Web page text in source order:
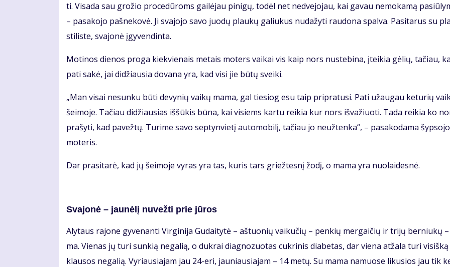
ti. Vi­sa­da sau gro­žio pro­ce­dū­roms gai­lė­jau pi­ni­gų, to­dėl net ne­dve­jo­jau, kai ga­vau ne­mo­ka­mą
– pa­sa­ko­jo pa­šne­ko­vė. Ji sva­jo­jo sa­vo juo­dų plau­kų ga­liu­kus nu­da­žy­ti rau­do­na spal­va. Pa­si­ta­rus su
sti­lis­te, sva­jo­nė įgy­ven­din­ta.
Mo­ti­nos die­nos pro­ga kiek­vie­nais me­tais mo­ters vai­kai vis kaip nors nu­ste­bi­na, įtei­kia gė­lių, ta­čiau,
pa­ti sa­kė, jai di­džiau­sia do­va­na yra, kad vi­si jie bū­tų svei­ki.
„Man vi­sai ne­sun­ku bū­ti de­vy­nių vai­kų ma­ma, gal tie­siog esu taip pri­pra­tu­si. Pa­ti už­au­gau ke­tu­rių
šei­mo­je. Ta­čiau di­džiau­sias iš­šū­kis bū­na, kai vi­siems kar­tu rei­kia kur nors iš­va­žiuo­ti. Ta­da rei­kia ko
pra­šy­ti, kad pa­vež­tų. Tu­ri­me sa­vo sep­tyn­vie­tį au­to­mo­bi­lį, ta­čiau jo ne­už­ten­ka“, – pa­sa­ko­da­ma
mo­te­ris.
Dar pra­si­ta­rė, kad jų šei­mo­je vy­ras yra tas, ku­ris tars griež­tes­nį žo­dį, o ma­ma yra nuo­lai­des­nė.
Sva­jo­nė – jau­nė­lį nu­vež­ti prie jū­ros
Aly­taus ra­jo­ne gy­ve­nan­ti Vir­gi­ni­ja Gu­dai­ty­tė – aš­tuo­nių vai­ku­čių – pen­kių mer­gai­čių ir tri­jų ber­niu­kų
ma. Vie­nas jų tu­ri sun­kią ne­ga­lią, o duk­rai diag­no­zuo­tas cuk­ri­nis dia­be­tas, dar vie­na at­ža­la tu­ri vi­siš­ką
klau­sos ne­ga­lią. Vy­riau­sia­jam jau 24-eri, jau­niau­sia­jam – 14 me­tų. Su ma­ma na­muo­se li­ku­sios jau tik